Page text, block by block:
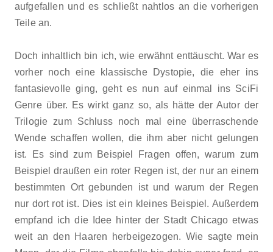
aufgefallen und es schließt nahtlos an die vorherigen
Teile an.
Doch inhaltlich bin ich, wie erwähnt enttäuscht. War es
vorher noch eine klassische Dystopie, die eher ins
fantasievolle ging, geht es nun auf einmal ins SciFi
Genre über. Es wirkt ganz so, als hätte der Autor der
Trilogie zum Schluss noch mal eine überraschende
Wende schaffen wollen, die ihm aber nicht gelungen
ist. Es sind zum Beispiel Fragen offen, warum zum
Beispiel draußen ein roter Regen ist, der nur an einem
bestimmten Ort gebunden ist und warum der Regen
nur dort rot ist. Dies ist ein kleines Beispiel. Außerdem
empfand ich die Idee hinter der Stadt Chicago etwas
weit an den Haaren herbeigezogen. Wie sagte mein